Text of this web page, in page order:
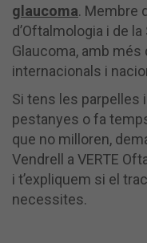
glaucoma. Membre
d’Oftalmologia i de
Glaucoma, amb
internacionals i
Si tens les parpelles
pestanyes o fa
que no milloren,
Vendrell a VERTE
i t’expliquem si el
necessites.